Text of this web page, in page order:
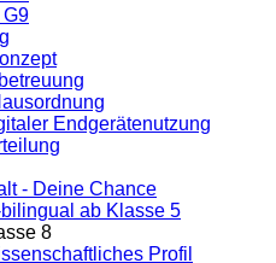
G9
Endgeräte­nutzung
- Deine Chance
ab Klasse 5
8
Profil